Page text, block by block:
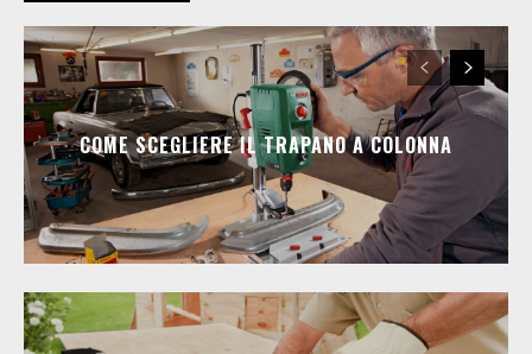
COME SCEGLIERE IL TRAPANO A COLONNA